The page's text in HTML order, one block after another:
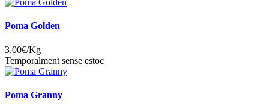
Poma Golden
3,00€/Kg
Temporalment sense estoc
Poma Granny